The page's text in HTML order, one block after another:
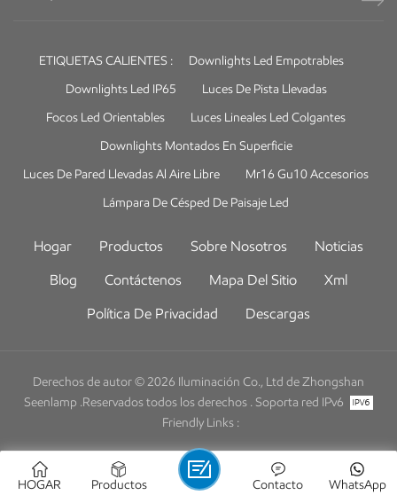
ETIQUETAS CALIENTES :
Downlights Led Empotrables
Downlights Led IP65
Luces De Pista Llevadas
Focos Led Orientables
Luces Lineales Led Colgantes
Downlights Montados En Superficie
Luces De Pared Llevadas Al Aire Libre
Mr16 Gu10 Accesorios
Lámpara De Césped De Paisaje Led
Hogar Productos Sobre Nosotros
Noticias
Blog
Contáctenos Mapa Del Sitio
Xml
Política De Privacidad
Descargas
Derechos de autor © 2026 Iluminación Co., Ltd de Zhongshan
Seenlamp .Reservados todos los derechos . Soporta red IPv6
Friendly Links :
HOGAR Productos WhatsApp
Contacto